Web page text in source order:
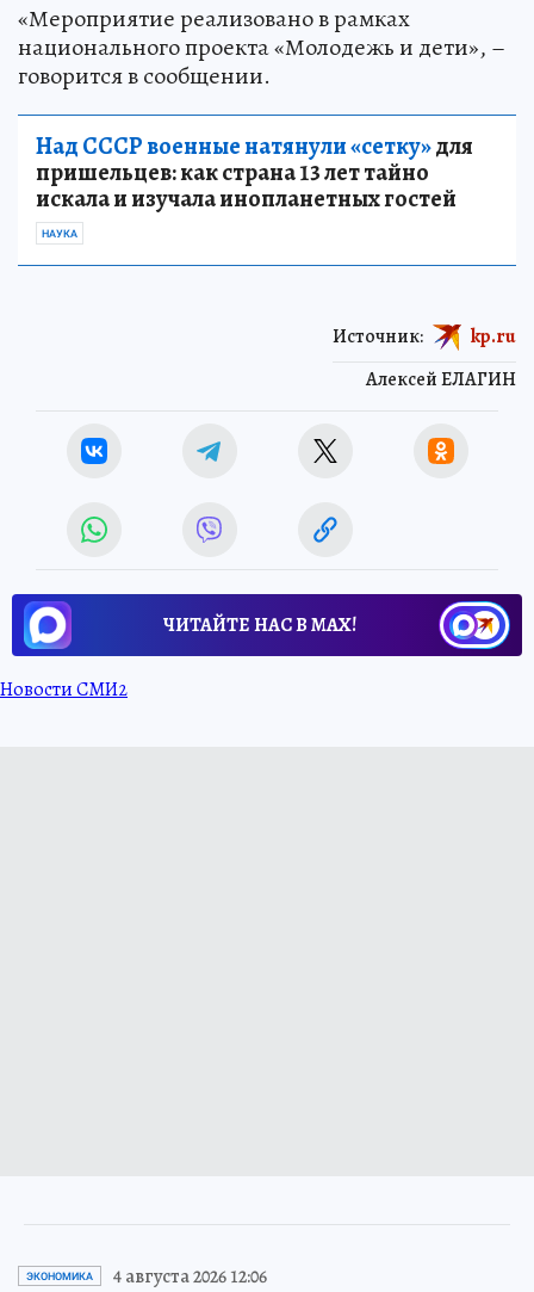
«Мероприятие реализовано в рамках
национального проекта «Молодежь и дети», –
говорится в сообщении.
Над СССР военные натянули «сетку»для
пришельцев: как страна 13 лет тайно
искала и изучала инопланетных гостей
НАУКА
Алексей ЕЛАГИН
Источник: kp.ru
ЧИТАЙТЕ НАС В МАХ!
Новости СМИ2
ЭКОНОМИКА 4 августа 2026 12:06